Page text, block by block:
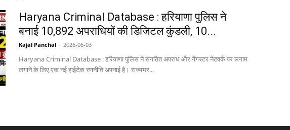
Haryana Criminal Database : हरियाणा पुलिस ने
बनाई 10,892 अपराधियों की डिजिटल कुंडली, 10...
Kajal Panchal - 2026-06-03
Haryana Criminal Database : हरियाणा पुलिस ने संगठित अपराध और गैंगस्टर नेटवर्क पर लगाम
लगाने के लिए एक नई हाईटेक रणनीति अपनाई है। राज्यभर...